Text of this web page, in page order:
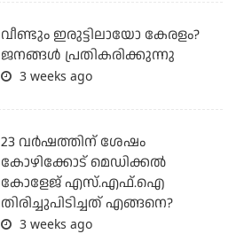
വീണ്ടും ഇരുട്ടിലായോ കേരളം?
ജനങ്ങൾ പ്രതികരിക്കുന്നു
3 weeks ago
23 വർഷത്തിന് ശേഷം
കോഴിക്കോട് മെഡിക്കൽ
കോളേജ് എസ്.എഫ്.ഐ
തിരിച്ചുപിടിച്ചത് എങ്ങനെ?
3 weeks ago